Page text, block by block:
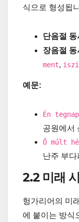
식으로 형성됩
단음절 동
장음절 동
ment,
예문:
Én
공원에서
Ő múlt
난주 부
2.2 미래
헝가리어의 미
에 붙이는 방식